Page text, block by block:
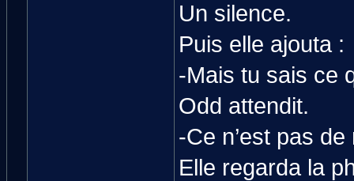
Un silence.
Puis elle ajouta :
-Mais tu sais ce
Odd attendit.
-Ce n’est pas
Elle regarda la